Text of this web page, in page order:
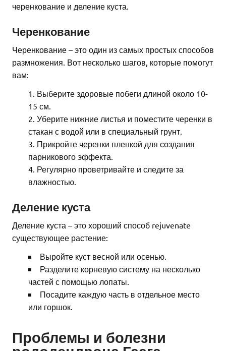
черенкование и деление куста.
Черенкование
Черенкование – это один из самых простых способов
размножения. Вот несколько шагов, которые помогут
вам:
Выберите здоровые побеги длиной около 10-
15 см.
Уберите нижние листья и поместите черенки в
стакан с водой или в специальный грунт.
Прикройте черенки пленкой для создания
парникового эффекта.
Регулярно проветривайте и следите за
влажностью.
Деление куста
Деление куста – это хороший способ rejuvenate
существующее растение:
Выройте куст весной или осенью.
Разделите корневую систему на несколько
частей с помощью лопаты.
Посадите каждую часть в отдельное место
или горшок.
Проблемы и болезни